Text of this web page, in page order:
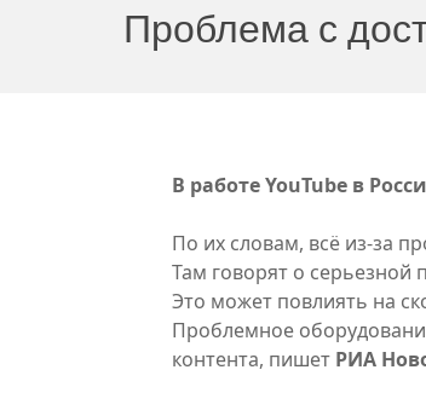
Проблема с
В работе YouTube в
По их словам, всё из-за
Там говорят о серьезной
Это может повлиять на
Проблемное
контента, пишет РИА